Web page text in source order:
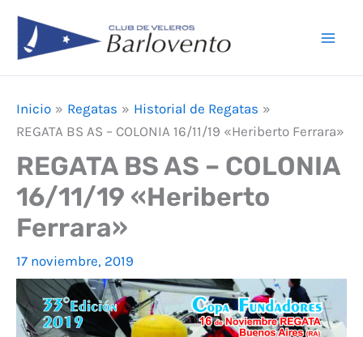
contenido
Inicio Regatas
Historial de Regatas
REGATA BS AS – COLONIA 16/11/19 «Heriberto Ferrara»
REGATA BS AS – COLONIA
16/11/19 «Heriberto
Ferrara»
17 noviembre, 2019
a
o
k
n
r
a
m
o
e